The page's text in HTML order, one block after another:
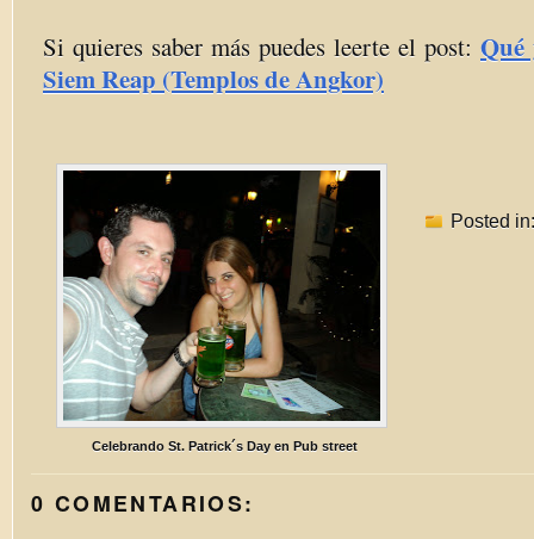
Si quieres saber más puedes leerte el post: Qué
Siem Reap (Templos de Angkor)
Celebrando St. Patrick´s Day en Pub street
Posted
0 COMENTARIOS: